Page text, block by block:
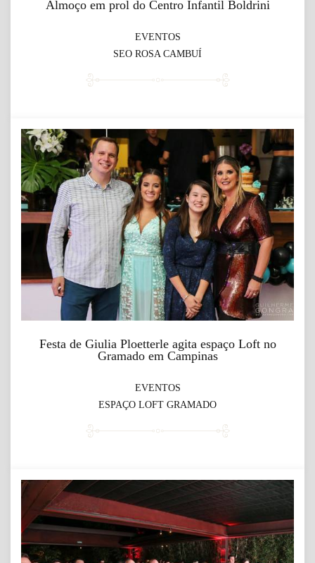
Almoço em prol do Centro Infantil Boldrini
EVENTOS
SEO ROSA CAMBUÍ
Festa de Giulia Ploetterle agita espaço Loft no
Gramado em Campinas
EVENTOS
ESPAÇO LOFT GRAMADO